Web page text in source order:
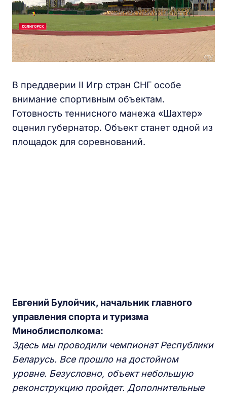
В преддверии II Игр стран СНГ особе
внимание спортивным объектам.
Готовность теннисного манежа «Шахтер»
оценил губернатор. Объект станет одной из
площадок для соревнований.
Евгений Булойчик, начальник главного
управления спорта и туризма
Миноблисполкома:
Здесь мы проводили чемпионат Республики
Беларусь. Все прошло на достойном
уровне. Безусловно, объект небольшую
реконструкцию пройдет. Дополнительные